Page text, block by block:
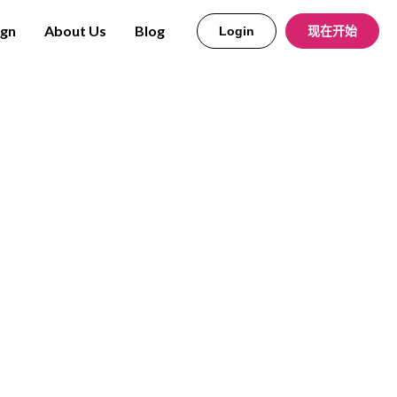
About Us Blog Login 现在开始